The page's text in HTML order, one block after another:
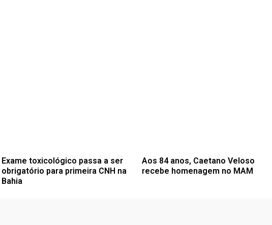
Exame toxicológico passa a ser
obrigatório para primeira CNH na
Bahia
Aos 84 anos, Caetano Veloso
recebe homenagem no MAM